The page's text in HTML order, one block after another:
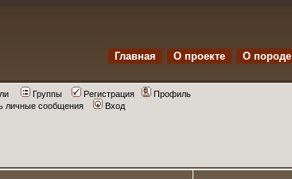
Главная О проекте O породе
Группы Регистрация
Профиль
личные сообщения
Вход